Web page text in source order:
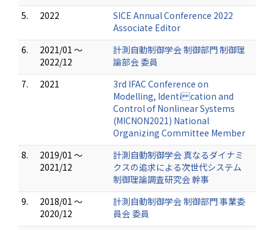
5.
2022
SICE Annual Conference 2022
Associate Editor
6.
2021/01 ～
2022/12
計測自動制御学会 制御部門 制御理
論部会 委員
7.
2021
3rd IFAC Conference on
Modelling, Identi cation and
Control of Nonlinear Systems
(MICNON2021) National
Organizing Committee Member
8.
2019/01 ～
2021/12
計測自動制御学会 真なるダイナミ
クスの追求による次世代システム
制御理論調査研究会 幹事
9.
2018/01 ～
2020/12
計測自動制御学会 制御部門 事業委
員会 委員